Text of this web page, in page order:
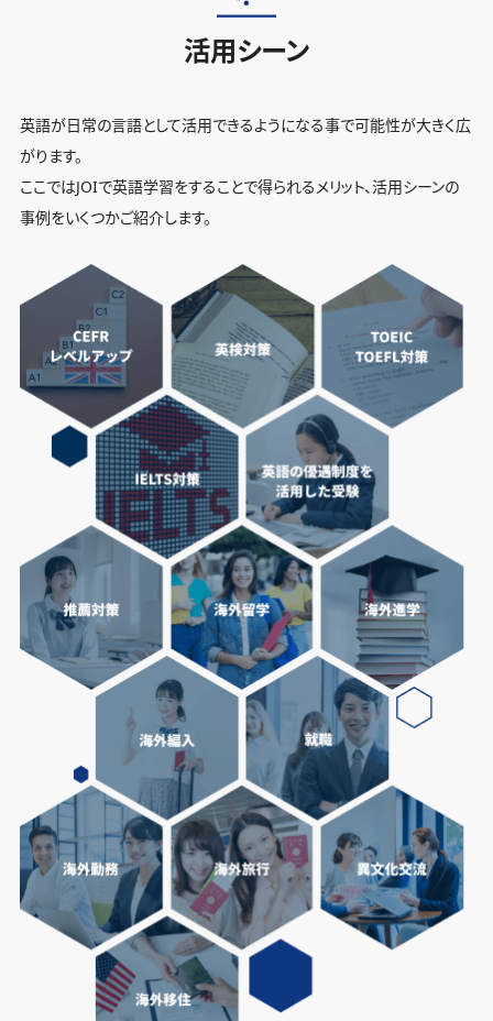
活用シーン
英語が日常の言語として活用できるようになる事で可能性が大きく広
がります。
ここではJOIで英語学習をすることで得られるメリット、活用シーンの
事例をいくつかご紹介します。